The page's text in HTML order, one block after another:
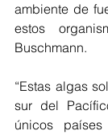
ambiente de
estos
Buschmann.
“Estas algas
sur del
únicos